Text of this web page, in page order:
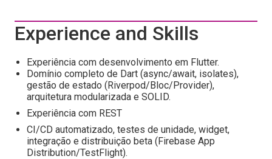
Experience and Skills
Experiência com desenvolvimento em Flutter.
Domínio completo de Dart (async/await, isolates),
gestão de estado (Riverpod/Bloc/Provider),
arquitetura modularizada e SOLID.
Experiência com REST
CI/CD automatizado, testes de unidade, widget,
integração e distribuição beta (Firebase App
Distribution/TestFlight).